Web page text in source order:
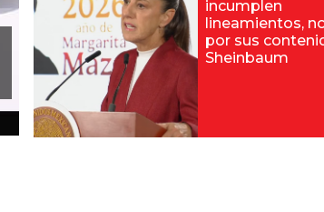
incumplen
lineamientos,
por sus
Sheinbaum